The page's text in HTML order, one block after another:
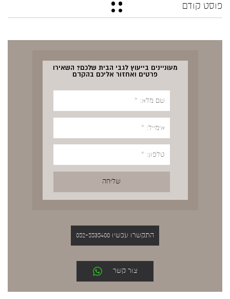
פוסט קודם
מעוניינים בייעוץ לגבי הבית שלכם? השאירו
פרטים ואחזור אליכם בהקדם
התקשרו עכשיו 052-5535400
צור קשר